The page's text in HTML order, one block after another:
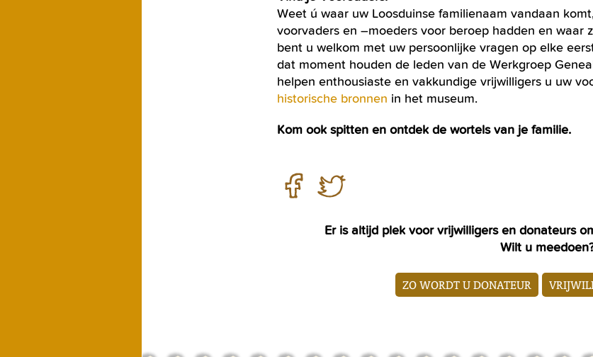
Weet ú waar uw Loosduinse familienaam vandaan
voorvaders en –moeders voor beroep hadden en waar
bent u welkom met uw persoonlijke vragen op elke
dat moment houden de leden van de Werkgroep
helpen enthousiaste en vakkundige vrijwilligers u uw
historische bronnen in het museum.
Kom ook spitten en ontdek de wortels van je familie.
Er is altijd plek voor vrijwilligers en donateurs
Wilt u
ZO WORDT U DONATEUR